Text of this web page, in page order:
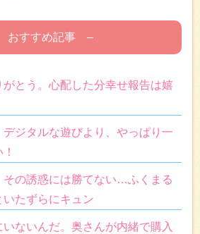
すすめ記事 –
がとう。心配した分幸せ報告は嬉
デジタルな遊びより、やっぱり一
その誘惑には勝てない…ふくまる
たずらにキュン
いないんだ。奥さんが内緒で購入